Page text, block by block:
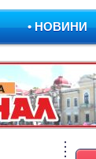
• НОВИНИ